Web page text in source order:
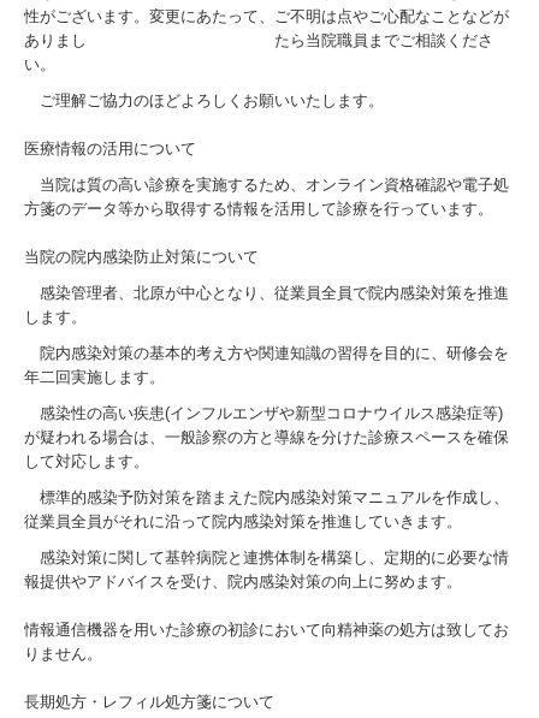
性がございます。変更にあたって、ご不明は点やご心配なことなどが
ありまし たら当院職員までご相談くださ
い。
ご理解ご協力のほどよろしくお願いいたします。
医療情報の活用について
当院は質の高い診療を実施するため、オンライン資格確認や電子処
方箋のデータ等から取得する情報を活用して診療を行っています。
当院の院内感染防止対策について
感染管理者、北原が中心となり、従業員全員で院内感染対策を推進
します。
院内感染対策の基本的考え方や関連知識の習得を目的に、研修会を
年二回実施します。
感染性の高い疾患(インフルエンザや新型コロナウイルス感染症等)
が疑われる場合は、一般診察の方と導線を分けた診療スペースを確保
して対応します。
標準的感染予防対策を踏まえた院内感染対策マニュアルを作成し、
従業員全員がそれに沿って院内感染対策を推進していきます。
感染対策に関して基幹病院と連携体制を構築し、定期的に必要な情
報提供やアドバイスを受け、院内感染対策の向上に努めます。
情報通信機器を用いた診療の初診において向精神薬の処方は致してお
りません。
長期処方・レフィル処方箋について